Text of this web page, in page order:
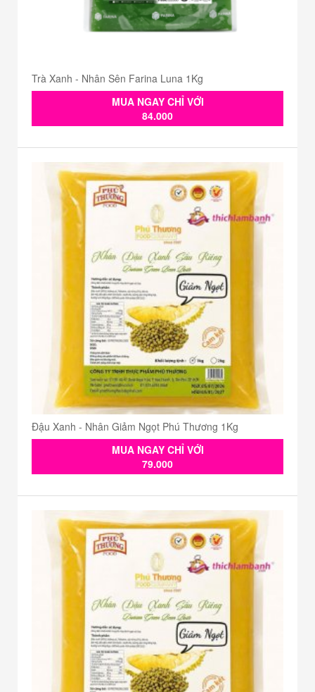
Trà Xanh - Nhân Sên Farina Luna 1Kg
MUA NGAY CHỈ VỚI
84.000
Đậu Xanh - Nhân Giảm Ngọt Phú Thương 1Kg
MUA NGAY CHỈ VỚI
79.000